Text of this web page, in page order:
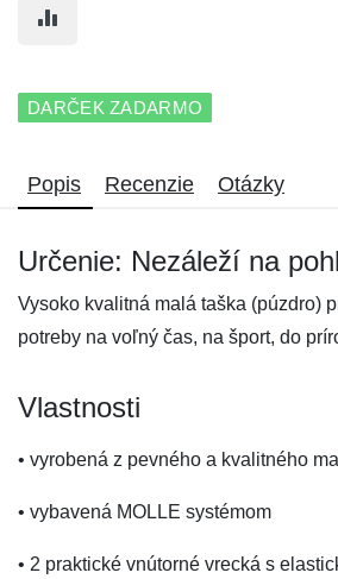
DARČEK ZADARMO
Popis Recenzie Otázky
Určenie: Nezáleží na
Vysoko kvalitná malá taška (púzdro)
potreby na voľný čas, na šport, do
Vlastnosti
• vyrobená z pevného a kvalitného
• vybavená MOLLE systémom
• 2 praktické vnútorné vrecká s